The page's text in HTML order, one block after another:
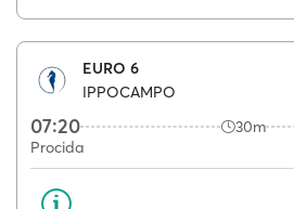
EURO 6
IPPOCAMPO
07:20 30m
Procida